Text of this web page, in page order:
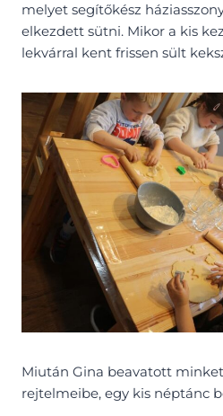
melyet segítőkész
elkezdett sütni. Mikor a kis
lekvárral kent frissen sült
Miután Gina beavatott
rejtelmeibe, egy kis néptánc